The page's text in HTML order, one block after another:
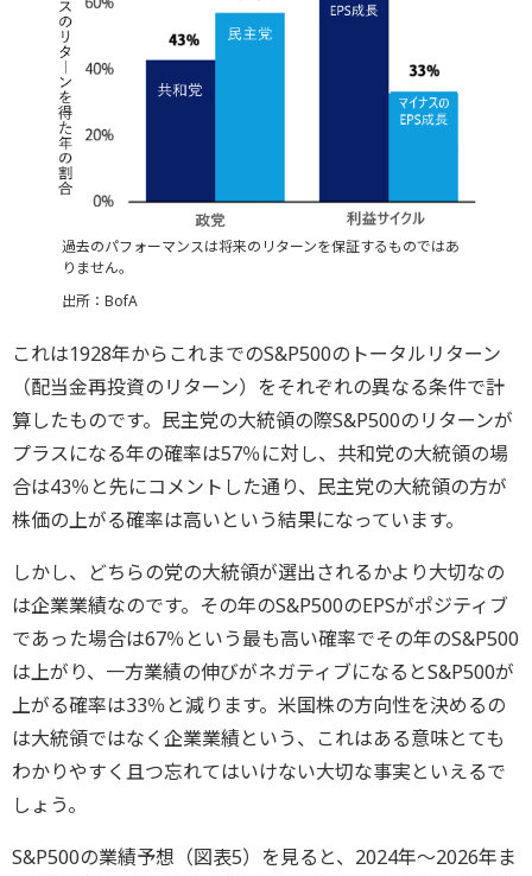
過去のパフォーマンスは将来のリターンを保証するものではあ
りません。
出所：BofA
これは1928年からこれまでのS&P500のトータルリターン
（配当金再投資のリターン）をそれぞれの異なる条件で計
算したものです。民主党の大統領の際S&P500のリターンが
プラスになる年の確率は57％に対し、共和党の大統領の場
合は43％と先にコメントした通り、民主党の大統領の方が
株価の上がる確率は高いという結果になっています。
しかし、どちらの党の大統領が選出されるかより大切なの
は企業業績なのです。その年のS&P500のEPSがポジティブ
であった場合は67％という最も高い確率でその年のS&P500
は上がり、一方業績の伸びがネガティブになるとS&P500が
上がる確率は33％と減ります。米国株の方向性を決めるの
は大統領ではなく企業業績という、これはある意味とても
わかりやすく且つ忘れてはいけない大切な事実といえるで
しょう。
S&P500の業績予想（図表5）を見ると、2024年～2026年ま